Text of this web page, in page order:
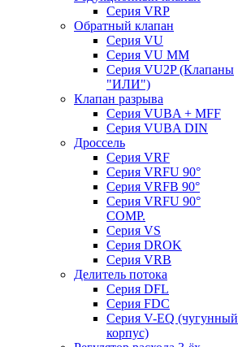
Серия VRP
Обратный клапан
Серия VU
Серия VU MM
Серия VU2P (Клапаны
"ИЛИ")
Клапан разрыва
Серия VUBA + MFF
Серия VUBA DIN
Дроссель
Серия VRF
Серия VRFU 90°
Серия VRFB 90°
Серия VRFU 90°
COMP.
Серия VS
Серия DROK
Серия VRB
Делитель потока
Серия DFL
Серия FDC
Серия V-EQ (чугунный
корпус)